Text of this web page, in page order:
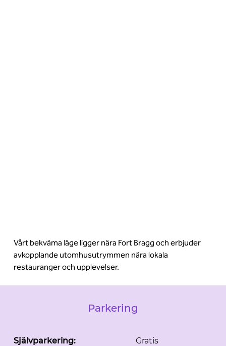
Vårt bekväma läge ligger nära Fort Bragg och erbjuder
avkopplande utomhusutrymmen nära lokala
restauranger och upplevelser.
Parkering
Självparkering:
Gratis